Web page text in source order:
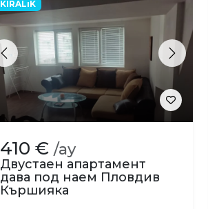
Previous Next
KIRALıK
410 € /ay
Двустаен апартамент
дава под наем Пловдив
Кършияка